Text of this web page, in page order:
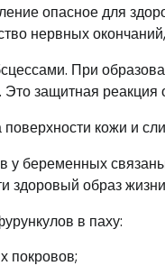
опасное для
нервных
При
защитная реакция
кожи и
у беременных
здоровый образ
в паху:
покровов;